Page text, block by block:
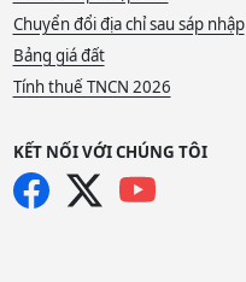
Chuyển đổi địa chỉ sau sáp nhập
Bảng giá đất
Tính thuế TNCN 2026
KẾT NỐI VỚI CHÚNG TÔI